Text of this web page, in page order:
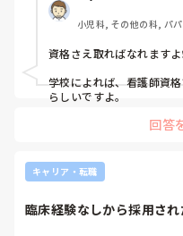
美容クリニックに勤めら
一方で養護教諭は資格を
年齢を重ねてからでもでき
将来の自分のために取っ
か？
と思いました。
小児科, その他の科, パ
資格さえ取ればなれますよ
学校によれば、看護師資
らしいですよ。
回答
キャリア・転職
臨床経験なしから採用さ